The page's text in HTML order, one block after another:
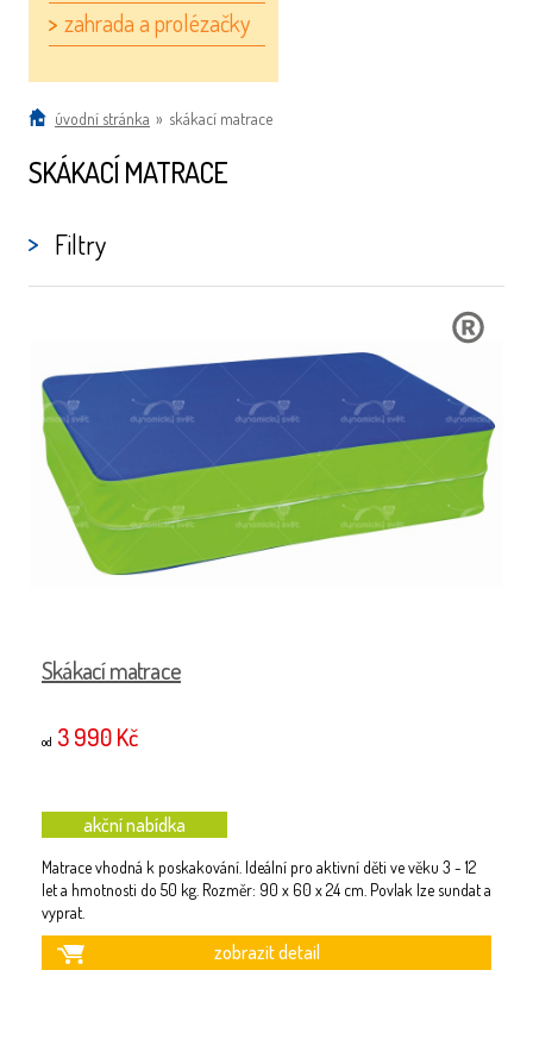
zahrada a prolézačky
úvodní stránka » skákací matrace
SKÁKACÍ MATRACE
Filtry
DESIGN
Skákací matrace
od 3 990 Kč
akční nabídka
Matrace vhodná k poskakování. Ideální pro aktivní děti ve věku 3 - 12
let a hmotnosti do 50 kg. Rozměr: 90 x 60 x 24 cm. Povlak lze sundat a
vyprat.
zobrazit detail